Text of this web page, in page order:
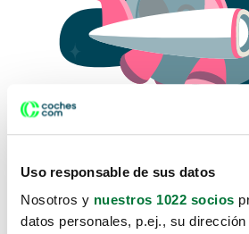
Uso responsable de sus datos
Nosotros y nuestros 1022 socios
datos personales, p.ej., su